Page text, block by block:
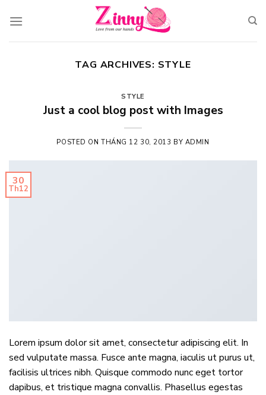
TAG ARCHIVES: STYLE
STYLE
Just a cool blog post with Images
POSTED ON THÁNG 12 30, 2013 BY ADMIN
30
Th12
Lorem ipsum dolor sit amet, consectetur adipiscing elit. In
sed vulputate massa. Fusce ante magna, iaculis ut purus ut,
facilisis ultrices nibh. Quisque commodo nunc eget tortor
dapibus, et tristique magna convallis. Phasellus egestas